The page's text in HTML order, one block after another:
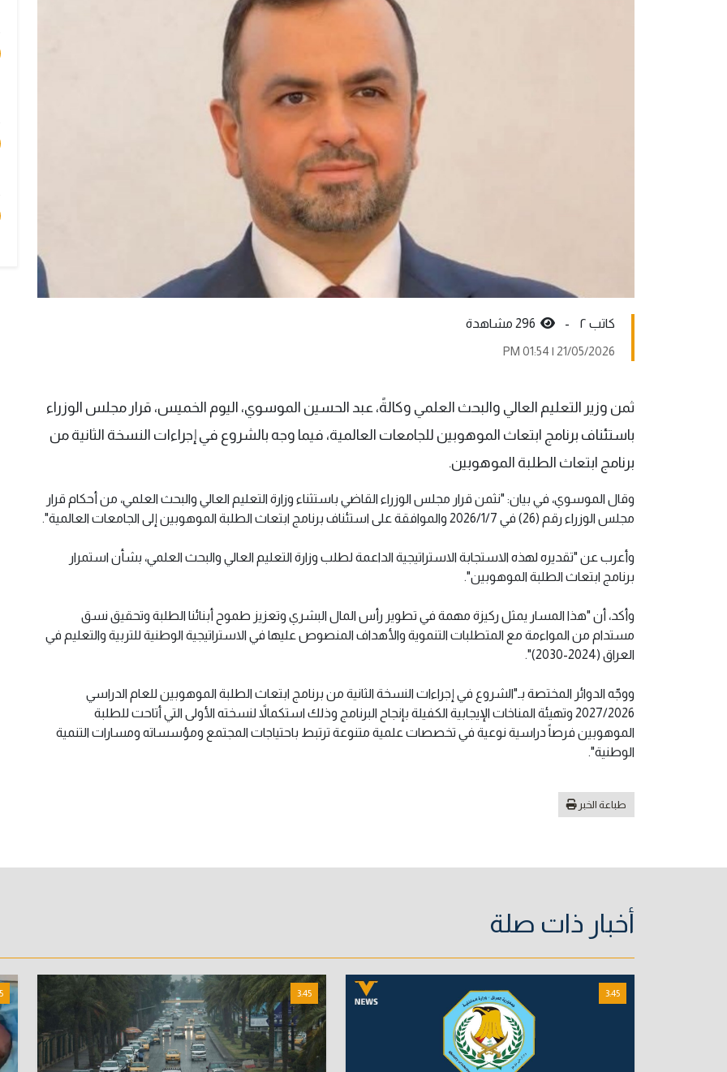
کاتب ٢ -
21/05/2026 | 01:54 PM
ثمن وزير التعليم العالي والبحث العلمي وكالةً، عبد الحسين الموسوي، اليوم الخميس، قرار مجلس الوزراء
باستئناف برنامج ابتعاث الموهوبين للجامعات العالمية، فيما وجه بالشروع في إجراءات النسخة الثانية من
برنامج ابتعاث الطلبة الموهوبين.
وقال الموسوي، في بيان: "نثمن قرار مجلس الوزراء القاضي باستثناء وزارة التعليم العالي والبحث العلمي، من أحكام قرار
مجلس الوزراء رقم (26) في 2026/1/7 والموافقة على استئناف برنامج ابتعاث الطلبة الموهوبين إلى الجامعات العالمية".
وأعرب عن "تقديره لهذه الاستجابة الاستراتيجية الداعمة لطلب وزارة التعليم العالي والبحث العلمي، بشأن استمرار
برنامج ابتعاث الطلبة الموهوبين".
وأكد، أن "هذا المسار يمثل ركيزة مهمة في تطوير رأس المال البشري وتعزيز طموح أبنائنا الطلبة وتحقيق نسق
مستدام من المواءمة مع المتطلبات التنموية والأهداف المنصوص عليها في الاستراتيجية الوطنية للتربية والتعليم في
العراق (2024-2030)".
ووجّه الدوائر المختصة بـ"الشروع في إجراءات النسخة الثانية من برنامج ابتعاث الطلبة الموهوبين للعام الدراسي
2027/2026 وتهيئة المناخات الإيجابية الكفيلة بإنجاح البرنامج وذلك استكمالاً لنسخته الأولى التي أتاحت للطلبة
الموهوبين فرصاً دراسية نوعية في تخصصات علمية متنوعة ترتبط باحتياجات المجتمع ومؤسساته ومسارات التنمية
الوطنية".
طباعة الخبر
أخبار ذات صلة
3:45
3:45